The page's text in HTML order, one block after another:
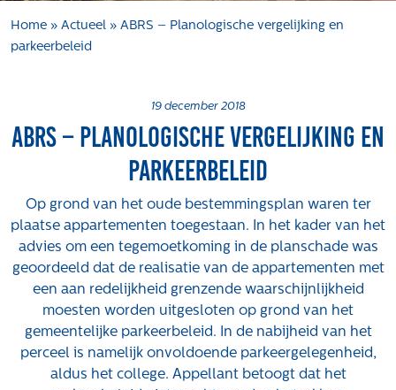
Projecten
Tender-light Amundsenstraat Valkenswaard
Concurrentiegerichte dialoog en tenderstrategie
Hoge Woerd in Ewijk
Pachtbeleid gemeente Valkenswaard: duurzame
pacht als instrument voor landbouw- en
watertransitie
Strategisch grondbeleid als motor voor
woningbouwversnelling Gemeente Vught
Over ons
Maatschappelijk
Home » Actueel » ABRS – Planologische vergelijking en
parkeerbeleid
19 december 2018
ABRS – Planologische vergelijking en
parkeerbeleid
Op grond van het oude bestemmingsplan waren ter
plaatse appartementen toegestaan. In het kader van het
advies om een tegemoetkoming in de planschade was
geoordeeld dat de realisatie van de appartementen met
een aan redelijkheid grenzende waarschijnlijkheid
moesten worden uitgesloten op grond van het
gemeentelijke parkeerbeleid. In de nabijheid van het
perceel is namelijk onvoldoende parkeergelegenheid,
aldus het college. Appellant betoogt dat het